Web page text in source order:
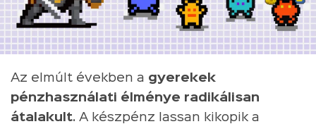
Az elmúlt években a gyerekek
pénzhasználati élménye radikálisan
átalakult. A készpénz lassan kikopik a